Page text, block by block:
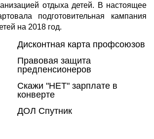
отдыха детей. В настоящее
подготовительная кампания
на 2018 год.
Дисконтная карта профсоюзов
Правовая защита
предпенсионеров
Скажи "НЕТ" зарплате в
конверте
ДОЛ Спутник